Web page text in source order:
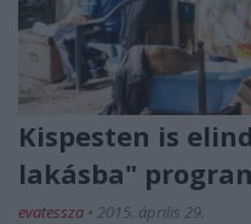
Kispesten is
lakásba"
evatessza • 2015. április 29.